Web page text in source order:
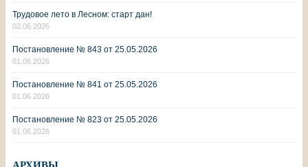
Трудовое лето в Лесном: старт дан!
02.06.2026
Постановление № 843 от 25.05.2026
01.06.2026
Постановление № 841 от 25.05.2026
01.06.2026
Постановление № 823 от 25.05.2026
01.06.2026
АРХИВЫ